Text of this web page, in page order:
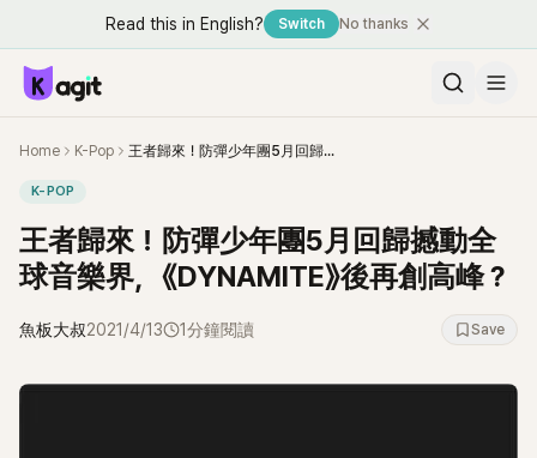
Read this in English? Switch No thanks
Home K-Pop 王者歸來！防彈少年團5月回歸撼動全球音樂界，《DYNAMITE》後再創高峰？
K-POP
王者歸來！防彈少年團5月回歸撼動全
球音樂界，《DYNAMITE》後再創高峰？
魚板大叔2021/4/13 1分鐘閱讀 Save